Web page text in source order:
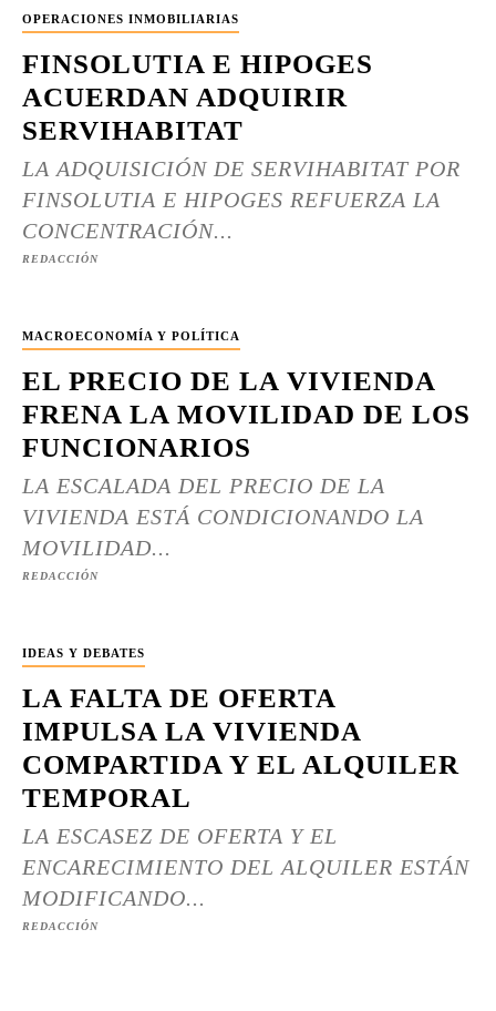
OPERACIONES INMOBILIARIAS
FINSOLUTIA E HIPOGES
ACUERDAN ADQUIRIR
SERVIHABITAT
LA ADQUISICIÓN DE SERVIHABITAT POR
FINSOLUTIA E HIPOGES REFUERZA LA
CONCENTRACIÓN...
REDACCIÓN
MACROECONOMÍA Y POLÍTICA
EL PRECIO DE LA VIVIENDA
FRENA LA MOVILIDAD DE LOS
FUNCIONARIOS
LA ESCALADA DEL PRECIO DE LA
VIVIENDA ESTÁ CONDICIONANDO LA
MOVILIDAD...
REDACCIÓN
IDEAS Y DEBATES
LA FALTA DE OFERTA
IMPULSA LA VIVIENDA
COMPARTIDA Y EL ALQUILER
TEMPORAL
LA ESCASEZ DE OFERTA Y EL
ENCARECIMIENTO DEL ALQUILER ESTÁN
MODIFICANDO...
REDACCIÓN